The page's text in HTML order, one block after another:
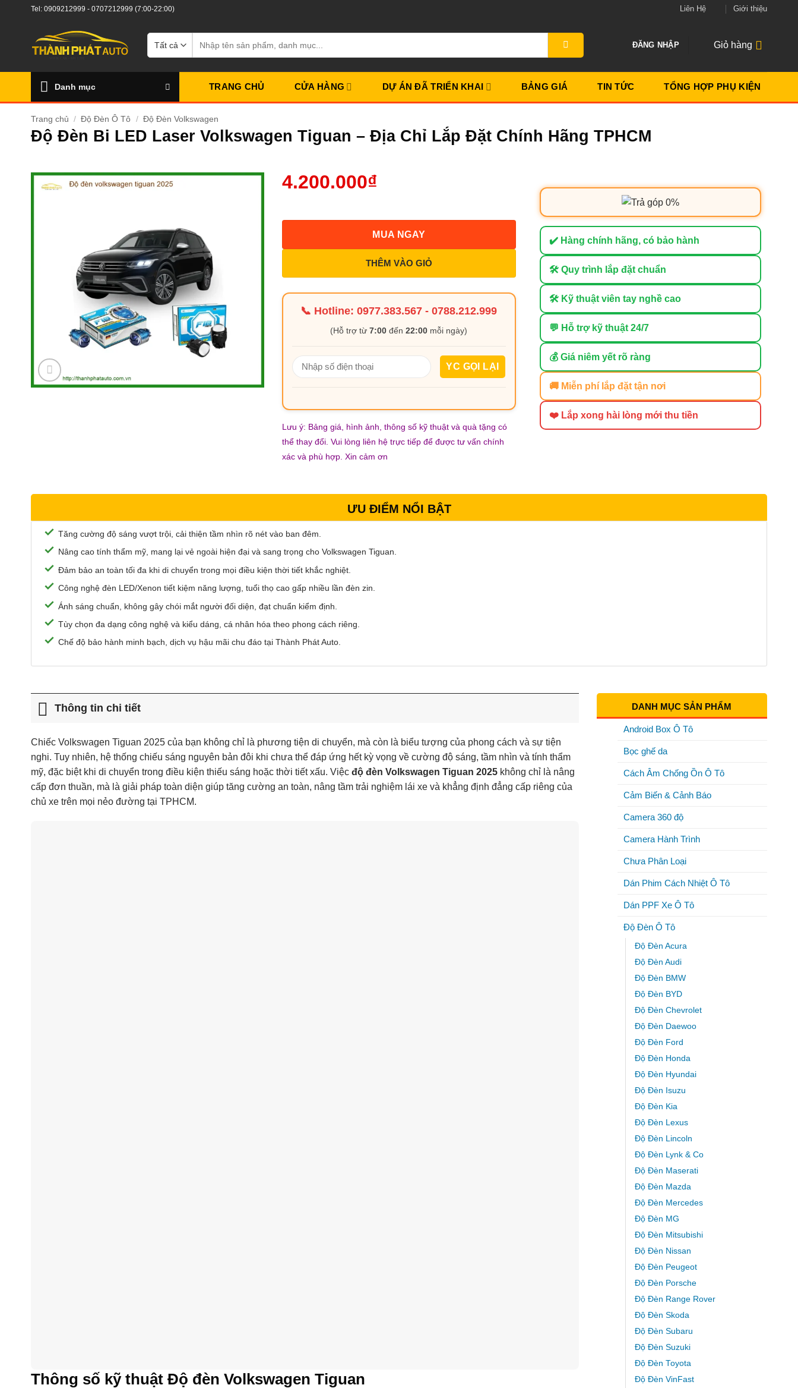
Tel: 0909212999 - 0707212999 (7:00-22:00) Liên Hệ Giới thiệu
kiếm:
ĐĂNG NHẬP Giỏ hàng
Danh mục TRANG CHỦ CỬA HÀNG DỰ ÁN ĐÃ TRIỂN KHAI BẢNG GIÁ TIN TỨC TỔNG HỢP PHỤ KIỆN
Trang chủ / Độ Đèn Ô Tô / Độ Đèn Volkswagen
Độ Đèn Bi LED Laser Volkswagen Tiguan – Địa Chỉ Lắp Đặt Chính Hãng TPHCM
4.200.000₫
THÊM VÀO GIỎ
MUA NGAY
📞 Hotline:0977.383.567 -0788.212.999
(Hỗ trợ từ7:00 đến22:00 mỗi ngày)
Lưu ý: Bảng giá, hình ảnh, thông số kỹ thuật và quà tặng có
thể thay đổi. Vui lòng liên hệ trực tiếp để được tư vấn chính
xác và phù hợp. Xin cảm ơn
✔️ Hàng chính hãng, có bảo hành
🛠 Quy trình lắp đặt chuẩn
🛠 Kỹ thuật viên tay nghề cao
💬 Hỗ trợ kỹ thuật 24/7
💰 Giá niêm yết rõ ràng
🚚 Miễn phí lắp đặt tận nơi
❤️ Lắp xong hài lòng mới thu tiền
ƯU ĐIỂM NỔI BẬT
Tăng cường độ sáng vượt trội, cải thiện tầm nhìn rõ nét vào ban đêm.
Nâng cao tính thẩm mỹ, mang lại vẻ ngoài hiện đại và sang trọng cho Volkswagen Tiguan.
Đảm bảo an toàn tối đa khi di chuyển trong mọi điều kiện thời tiết khắc nghiệt.
Công nghệ đèn LED/Xenon tiết kiệm năng lượng, tuổi thọ cao gấp nhiều lần đèn zin.
Ánh sáng chuẩn, không gây chói mắt người đối diện, đạt chuẩn kiểm định.
Tùy chọn đa dạng công nghệ và kiểu dáng, cá nhân hóa theo phong cách riêng.
Chế độ bảo hành minh bạch, dịch vụ hậu mãi chu đáo tại Thành Phát Auto.
Thông tin chi tiết
Chiếc Volkswagen Tiguan 2025 của bạn không chỉ là phương tiện di chuyển, mà còn là biểu tượng của phong cách và sự tiện
nghi. Tuy nhiên, hệ thống chiếu sáng nguyên bản đôi khi chưa thể đáp ứng hết kỳ vọng về cường độ sáng, tầm nhìn và tính thẩm
mỹ, đặc biệt khi di chuyển trong điều kiện thiếu sáng hoặc thời tiết xấu. Việc độ đèn Volkswagen Tiguan 2025 không chỉ là nâng
cấp đơn thuần, mà là giải pháp toàn diện giúp tăng cường an toàn, nâng tầm trải nghiệm lái xe và khẳng định đẳng cấp riêng của
chủ xe trên mọi nẻo đường tại TPHCM.
Thông số kỹ thuật Độ đèn Volkswagen Tiguan
DANH MỤC SẢN PHẨM
Android Box Ô Tô
Bọc ghế da
Cách Âm Chống Ồn Ô Tô
Cảm Biến & Cảnh Báo
Camera 360 độ
Camera Hành Trình
Chưa Phân Loại
Dán Phim Cách Nhiệt Ô Tô
Dán PPF Xe Ô Tô
Độ Đèn Ô Tô
Độ Đèn Acura
Độ Đèn Audi
Độ Đèn BMW
Độ Đèn BYD
Độ Đèn Chevrolet
Độ Đèn Daewoo
Độ Đèn Ford
Độ Đèn Honda
Độ Đèn Hyundai
Độ Đèn Isuzu
Độ Đèn Kia
Độ Đèn Lexus
Độ Đèn Lincoln
Độ Đèn Lynk & Co
Độ Đèn Maserati
Độ Đèn Mazda
Độ Đèn Mercedes
Độ Đèn MG
Độ Đèn Mitsubishi
Độ Đèn Nissan
Độ Đèn Peugeot
Độ Đèn Porsche
Độ Đèn Range Rover
Độ Đèn Skoda
Độ Đèn Subaru
Độ Đèn Suzuki
Độ Đèn Toyota
Độ Đèn VinFast